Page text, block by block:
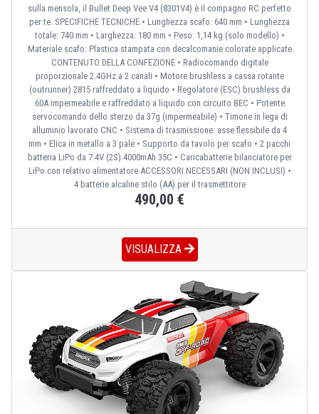
sulla mensola, il Bullet Deep Vee V4 (8301V4) è il compagno RC perfetto
per te. SPECIFICHE TECNICHE • Lunghezza scafo: 640 mm • Lunghezza
totale: 740 mm • Larghezza: 180 mm • Peso: 1,14 kg (solo modello) •
Materiale scafo: Plastica stampata con decalcomanie colorate applicate
CONTENUTO DELLA CONFEZIONE • Radiocomando digitale
proporzionale 2.4GHz a 2 canali • Motore brushless a cassa rotante
(outrunner) 2815 raffreddato a liquido • Regolatore (ESC) brushless da
60A impermeabile e raffreddato a liquido con circuito BEC • Potente
servocomando dello sterzo da 37g (impermeabile) • Timone in lega di
alluminio lavorato CNC • Sistema di trasmissione: asse flessibile da 4
mm • Elica in metallo a 3 pale • Supporto da tavolo per scafo • 2 pacchi
batteria LiPo da 7.4V (2S) 4000mAh 35C • Caricabatterie bilanciatore per
LiPo con relativo alimentatore ACCESSORI NECESSARI (NON INCLUSI) •
4 batterie alcaline stilo (AA) per il trasmettitore
490,00 €
VISUALIZZA